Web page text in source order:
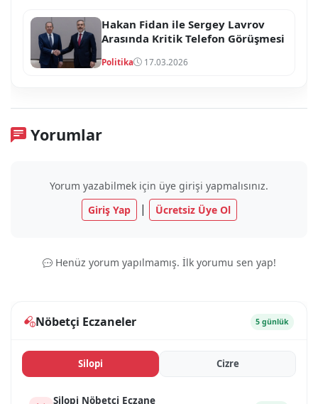
Hakan Fidan ile Sergey Lavrov
Arasında Kritik Telefon Görüşmesi
Politika 17.03.2026
Yorumlar
Yorum yazabilmek için üye girişi yapmalısınız.
Giriş Yap
| Ücretsiz Üye Ol
Henüz yorum yapılmamış. İlk yorumu sen yap!
Nöbetçi Eczaneler 5 günlük
Si̇lopi̇ Ci̇zre
Si̇lopi̇ Nöbetçi Eczane